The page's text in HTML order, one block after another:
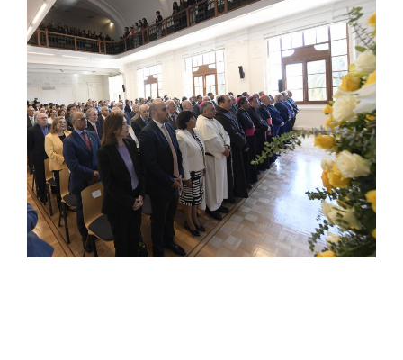
Postgrado
Formación Continua
Estudiantes
Académicos
Funcionarios
Alumni